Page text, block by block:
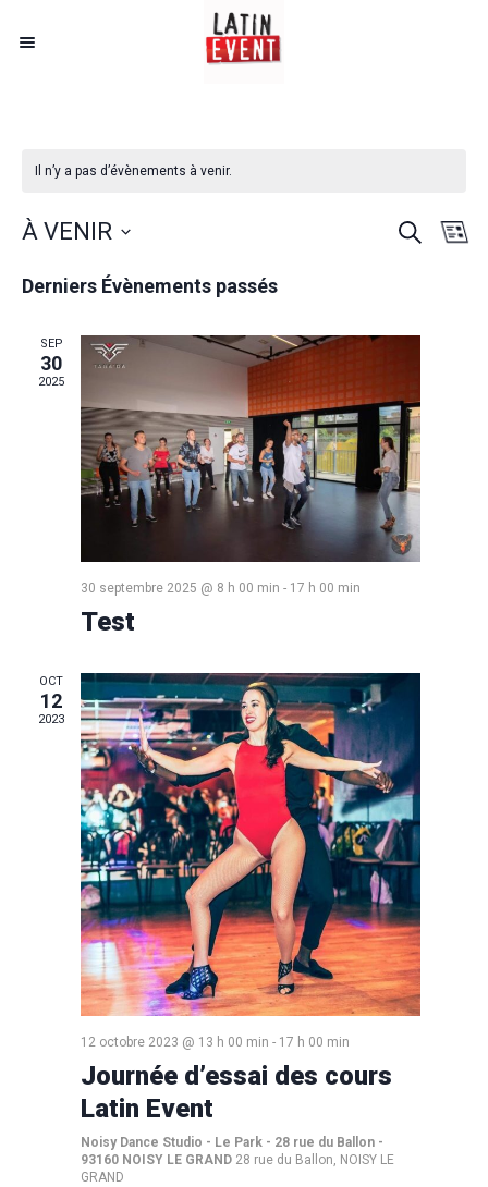
Il n’y a pas d’évènements à venir.
vues
À VENIR
une
Derniers Évènements passés
SEP
30
2025
30 septembre 2025 @ 8 h 00 min - 17 h 00 min
Test
OCT
12
2023
12 octobre 2023 @ 13 h 00 min - 17 h 00 min
Journée d’essai des cours
Latin Event
Noisy Dance Studio - Le Park - 28 rue du Ballon -
93160 NOISY LE GRAND 28 rue du Ballon, NOISY LE
GRAND